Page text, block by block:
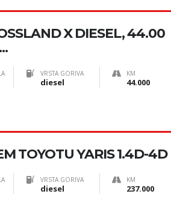
X DIESEL, 44.00
VRSTA GORIVA
diesel
KM
44.000
TOYOTU YARIS 1.4D-4D
VRSTA GORIVA
diesel
KM
237.000